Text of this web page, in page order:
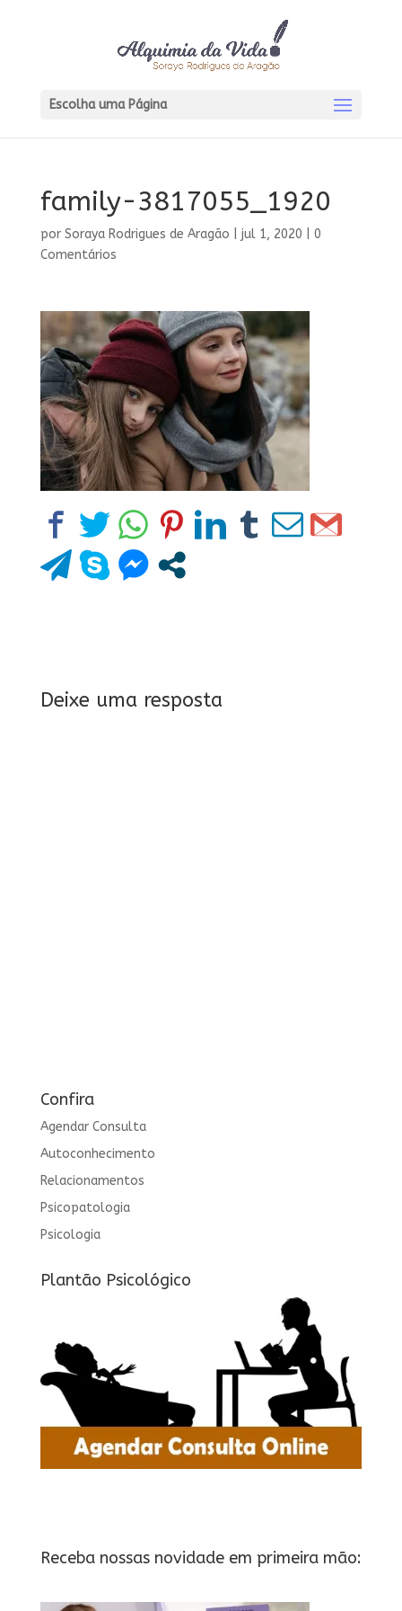
Escolha uma Página
family-3817055_1920
por Soraya Rodrigues de Aragão jul 1, 2020
0
Comentários
Deixe uma resposta
Confira
Agendar Consulta
Autoconhecimento
Relacionamentos
Psicopatologia
Psicologia
Plantão Psicológico
Receba nossas novidade em primeira mão: